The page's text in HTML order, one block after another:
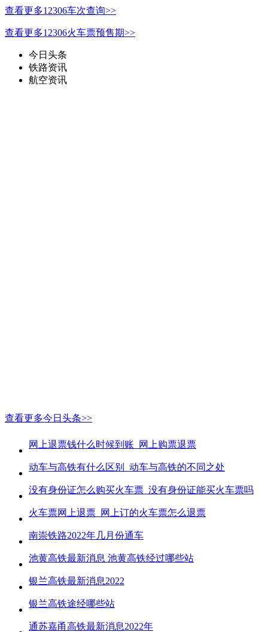
查看更多12306车次查询>>
查看更多12306火车票预售期>>
今日头条
铁路资讯
航空资讯
查看更多今日头条>>
网上退票钱什么时候到账_网上购票退票
动车与高铁有什么区别_动车与高铁的不同之处
没有身份证怎么购买火车票_没有身份证能买火车票吗
火车票网上退票_网上订的火车票怎么退票
南崇铁路2022年几月份通车
池黄高铁最新消息 池黄高铁经过哪些站
银兰高铁最新消息2022
银兰高铁途经哪些站
通苏嘉甬高铁最新消息2022年